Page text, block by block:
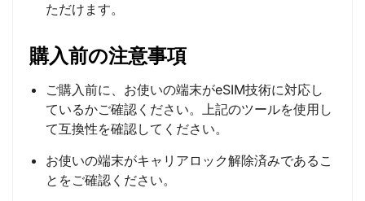
ただけます。
購入前の注意事項
ご購入前に、お使いの端末がeSIM技術に対応し
ているかご確認ください。上記のツールを使用し
て互換性を確認してください。
お使いの端末がキャリアロック解除済みであるこ
とをご確認ください。